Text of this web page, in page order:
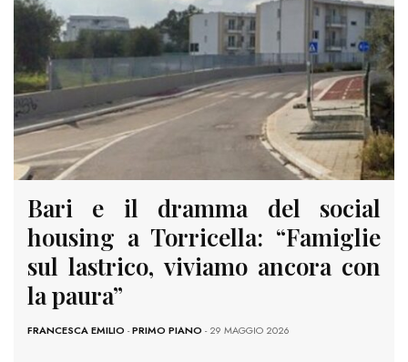
Bari e il dramma del social
housing a Torricella: “Famiglie
sul lastrico, viviamo ancora con
la paura”
FRANCESCA EMILIO -PRIMO PIANO - 29 MAGGIO 2026